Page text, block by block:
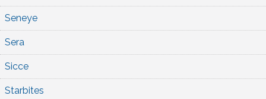
Seneye
Sera
Sicce
Starbites